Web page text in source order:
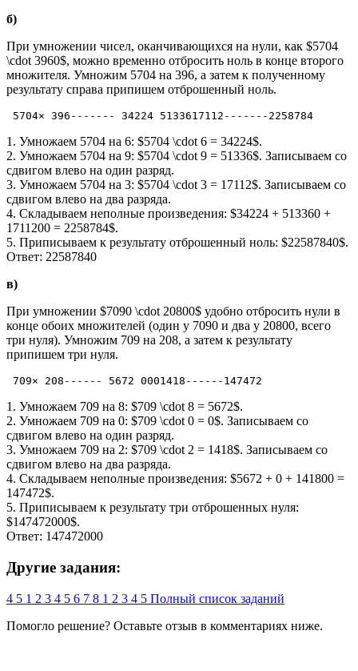
б)
При умножении чисел, оканчивающихся на нули, как $5704
\cdot 3960$, можно временно отбросить ноль в конце второго
множителя. Умножим 5704 на 396, а затем к полученному
результату справа припишем отброшенный ноль.
5704× 396------- 34224 5133617112-------2258784
1. Умножаем 5704 на 6: $5704 \cdot 6 = 34224$.
2. Умножаем 5704 на 9: $5704 \cdot 9 = 51336$. Записываем со
сдвигом влево на один разряд.
3. Умножаем 5704 на 3: $5704 \cdot 3 = 17112$. Записываем со
сдвигом влево на два разряда.
4. Складываем неполные произведения: $34224 + 513360 +
1711200 = 2258784$.
5. Приписываем к результату отброшенный ноль: $22587840$.
Ответ: 22587840
в)
При умножении $7090 \cdot 20800$ удобно отбросить нули в
конце обоих множителей (один у 7090 и два у 20800, всего
три нуля). Умножим 709 на 208, а затем к результату
припишем три нуля.
709× 208------ 5672 0001418------147472
1. Умножаем 709 на 8: $709 \cdot 8 = 5672$.
2. Умножаем 709 на 0: $709 \cdot 0 = 0$. Записываем со
сдвигом влево на один разряд.
3. Умножаем 709 на 2: $709 \cdot 2 = 1418$. Записываем со
сдвигом влево на два разряда.
4. Складываем неполные произведения: $5672 + 0 + 141800 =
147472$.
5. Приписываем к результату три отброшенных нуля:
$147472000$.
Ответ: 147472000
Другие задания:
4 5 1 2 3 4 5 6 7 8 1 2 3 4 5 Полный список заданий
Помогло решение? Оставьте отзыв в комментариях ниже.